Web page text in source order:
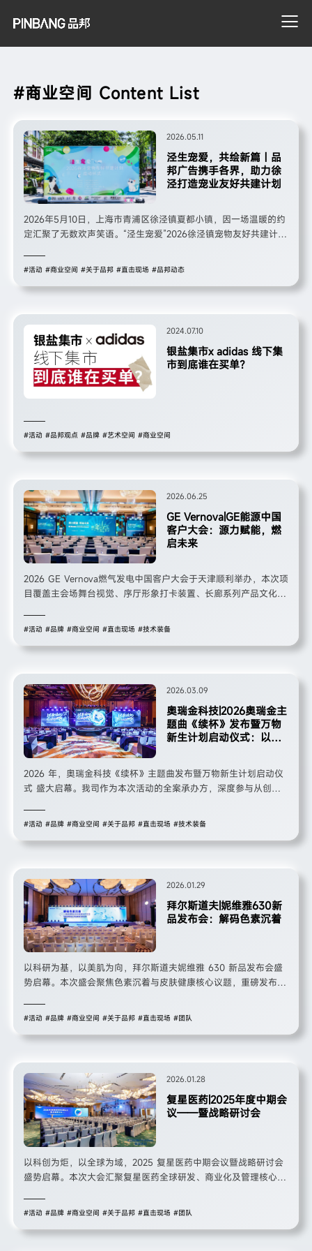
#商业空间 Content List
2026.05.11
泾生宠爱，共绘新篇｜品
邦广告携手各界，助力徐
泾打造宠业友好共建计划
2026年5月10日，上海市青浦区徐泾镇夏都小镇，因一场温暖的约
定汇聚了无数欢声笑语。“泾生宠爱”2026徐泾镇宠物友好共建计划
表，与80余组养宠家庭及萌宠共同见证这一重要时刻。品邦广告作
心，助力活动圆满举办，共同推动徐泾镇宠物友好生态建设迈上新
#活动 #商业空间 #关于品邦 #直击现场 #品邦动态
2024.07.10
银盐集市x adidas 线下集
市到底谁在买单？
#活动 #品邦观点 #品牌 #艺术空间 #商业空间
2026.06.25
GE Vernova|GE能源中国
客户大会：源力赋能，燃
启未来
2026 GE Vernova燃气发电中国客户大会于天津顺利举办，本次项
目覆盖主会场舞台视觉、序厅形象打卡装置、长廊系列产品文化展
启未来」，以深蓝+能源绿为核心视觉基调，融合燃气轮机工业线
业峰会空间。整套方案完成从创意视觉、空间造型、灯光多媒体到
机技术实力与低碳能源布局，为能源行业高端客户峰会打造标准
化、高质感全案活动解决方案。
#活动 #品牌 #商业空间 #直击现场 #技术装备
2026.03.09
奥瑞金科技|2026奥瑞金主
题曲《续杯》发布暨万物
新生计划启动仪式：以音
2026 年，奥瑞金科技《续杯》主题曲发布暨万物新生计划启动仪
式 盛大启幕。我司作为本次活动的全案承办方，深度参与从创意
的一站式解决方案，助力奥瑞金科技传递品牌理念、发布核心战
二、设计与执行亮点
#活动 #品牌 #商业空间 #关于品邦 #直击现场 #技术装备
2026.01.29
拜尔斯道夫|妮维雅630新
品发布会：解码色素沉着
以科研为基，以美肌为向，拜尔斯道夫妮维雅 630 新品发布会盛
势启幕。本次盛会聚焦色素沉着与皮肤健康核心议题，重磅发布提
9000 名受试者临床实证为支撑，彰显拜尔斯道夫深耕皮肤科学、
#活动 #品牌 #商业空间 #关于品邦 #直击现场 #团队
2026.01.28
复星医药|2025年度中期会
议——暨战略研讨会
以科创为炬，以全球为域，2025 复星医药中期会议暨战略研讨会
盛势启幕。本次大会汇聚复星医药全球研发、商业化及管理核心团
路径。立足 “创新 + 全球化” 双轮驱动，聚焦肿瘤、自身免疫等核
伙人机制凝聚核心力量，彰显中国创新药企的全球竞争力与守护人
#活动 #品牌 #商业空间 #关于品邦 #直击现场 #团队